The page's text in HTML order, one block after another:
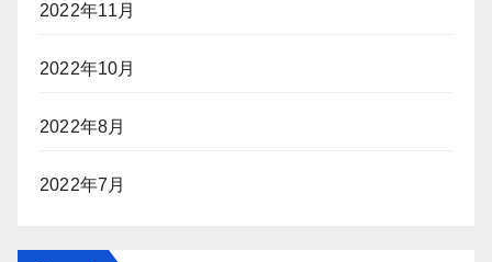
2022年11月
2022年10月
2022年8月
2022年7月